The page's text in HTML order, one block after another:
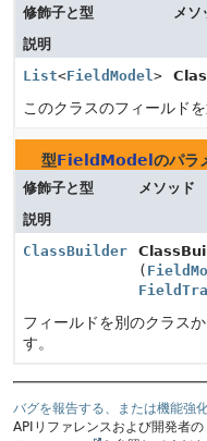
修飾子と型
メソ
説明
List<FieldModel>
このクラスのフィールドを
型FieldModel のパラ
修飾子と型
メソッド
説明
ClassBuilder
(
フィールドを別のクラス
す。
バグを報告する、または機能強
APIリファレンスおよび開発者の